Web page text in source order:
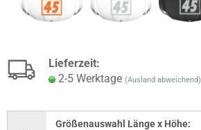
Lieferzeit:
2-5 Werktage (Ausland abweichend)
Größenauswahl Länge x Höhe: